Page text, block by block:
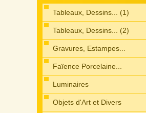
Tableaux, Dessins... (1)
Tableaux, Dessins... (2)
Gravures, Estampes...
Faïence Porcelaine...
Luminaires
Objets d'Art et Divers